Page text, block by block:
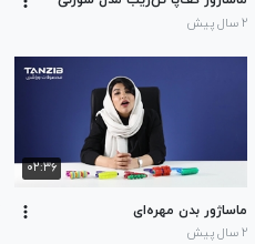
۲ سال پیش
۰۲:۳۶
ماساژور بدن مهره‌ای
۲ سال پیش